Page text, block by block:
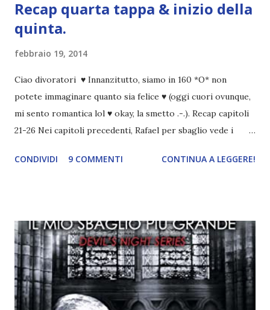
Recap quarta tappa & inizio della
quinta.
febbraio 19, 2014
Ciao divoratori ♥ Innanzitutto, siamo in 160 *O* non
potete immaginare quanto sia felice ♥ (oggi cuori ovunque,
mi sento romantica lol ♥ okay, la smetto .-.). Recap capitoli
21-26 Nei capitoli precedenti, Rafael per sbaglio vede i
incontrano e Hesediel mostra loro come combattere i puri.
angelo puro, Elemiah. Ma, a differenza di cosa pensano,
l'angelo non ha intenzione di fare una strage, piuttosto è lì
per avvertili che Mikael non è più "l'angelo puro" che
credono e che potrebbe aver ucciso altri mezzi angeli, tipo
Rafael. A quelle parole, Haniel seguito da altri ibridi, si reca
CONDIVIDI 9 COMMENTI CONTINUA A LEGGERE!